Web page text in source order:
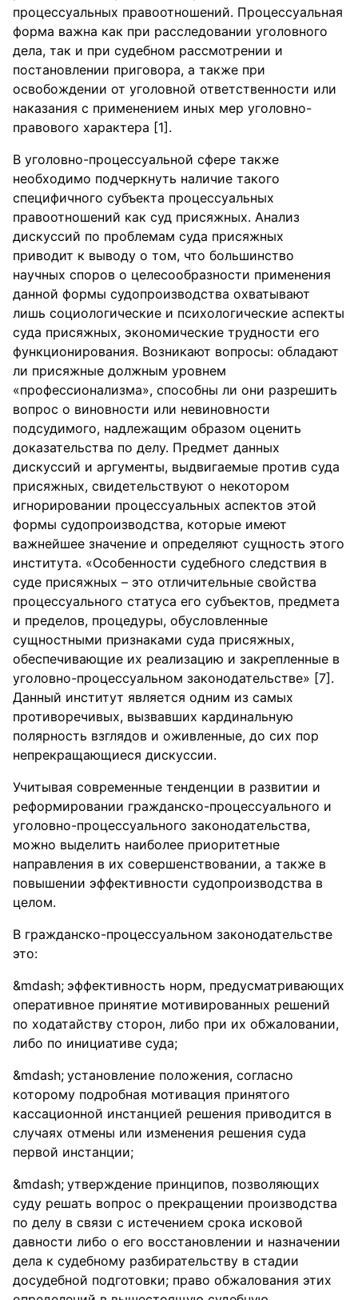
процессуальных правоотношений. Процессуальная
форма важна как при расследовании уголовного
дела, так и при судебном рассмотрении и
постановлении приговора, а также при
освобождении от уголовной ответственности или
наказания с применением иных мер уголовно-
правового характера [1].
В уголовно-процессуальной сфере также
необходимо подчеркнуть наличие такого
специфичного субъекта процессуальных
правоотношений как суд присяжных. Анализ
дискуссий по проблемам суда присяжных
приводит к выводу о том, что большинство
научных споров о целесообразности применения
данной формы судопроизводства охватывают
лишь социологические и психологические аспекты
суда присяжных, экономические трудности его
функционирования. Возникают вопросы: обладают
ли присяжные должным уровнем
«профессионализма», способны ли они разрешить
вопрос о виновности или невиновности
подсудимого, надлежащим образом оценить
доказательства по делу. Предмет данных
дискуссий и аргументы, выдвигаемые против суда
присяжных, свидетельствуют о некотором
игнорировании процессуальных аспектов этой
формы судопроизводства, которые имеют
важнейшее значение и определяют сущность этого
института. «Особенности судебного следствия в
суде присяжных – это отличительные свойства
процессуального статуса его субъектов, предмета
и пределов, процедуры, обусловленные
сущностными признаками суда присяжных,
обеспечивающие их реализацию и закрепленные в
уголовно-процессуальном законодательстве» [7].
Данный институт является одним из самых
противоречивых, вызвавших кардинальную
полярность взглядов и оживленные, до сих пор
непрекращающиеся дискуссии.
Учитывая современные тенденции в развитии и
реформировании гражданско-процессуального и
уголовно-процессуального законодательства,
можно выделить наиболее приоритетные
направления в их совершенствовании, а также в
повышении эффективности судопроизводства в
целом.
В гражданско-процессуальном законодательстве
это:
эффективность норм, предусматривающих
оперативное принятие мотивированных решений
по ходатайству сторон, либо при их обжаловании,
либо по инициативе суда;
установление положения, согласно
которому подробная мотивация принятого
кассационной инстанцией решения приводится в
случаях отмены или изменения решения суда
первой инстанции;
утверждение принципов, позволяющих
суду решать вопрос о прекращении производства
по делу в связи с истечением срока исковой
давности либо о его восстановлении и назначении
дела к судебному разбирательству в стадии
досудебной подготовки; право обжалования этих